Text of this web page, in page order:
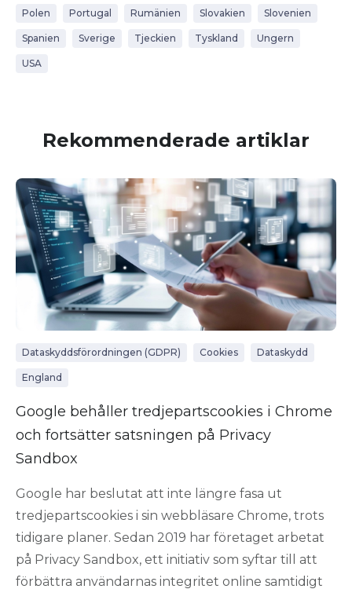
Polen Portugal Rumänien Slovakien Slovenien
Spanien Sverige Tjeckien Tyskland Ungern
USA
Rekommenderade artiklar
Dataskyddsförordningen (GDPR) Cookies Dataskydd
England
Google behåller tredjepartscookies i Chrome
och fortsätter satsningen på Privacy
Sandbox
Google har beslutat att inte längre fasa ut
tredjepartscookies i sin webbläsare Chrome, trots
tidigare planer. Sedan 2019 har företaget arbetat
på Privacy Sandbox, ett initiativ som syftar till att
förbättra användarnas integritet online samtidigt